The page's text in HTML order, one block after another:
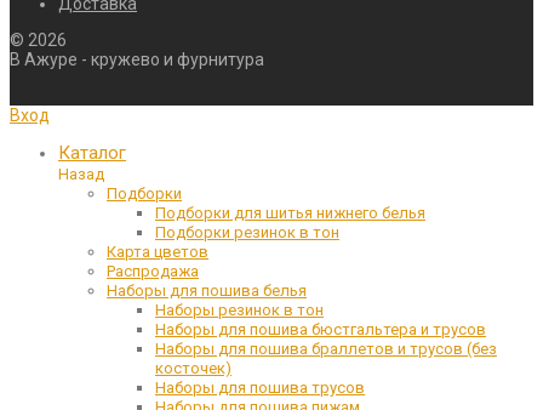
Доставка
© 2026
В Ажуре - кружево и фурнитура
Вход
Каталог
Назад
Подборки
Подборки для шитья нижнего белья
Подборки резинок в тон
Карта цветов
Распродажа
Наборы для пошива белья
Наборы резинок в тон
Наборы для пошива бюстгальтера и трусов
Наборы для пошива браллетов и трусов (без
косточек)
Наборы для пошива трусов